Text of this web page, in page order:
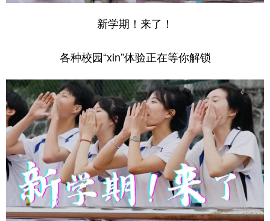
学术中国 乡村振兴 银龄 溯源中国
旅游
娱乐 时尚
公益 一带一路 亚太网 上市公司
文化产业
地方频道
北京 天津 河北 山西
辽宁 吉林 上海 江苏
新学期！来了！
各种校园“xin”体验正在等你解锁